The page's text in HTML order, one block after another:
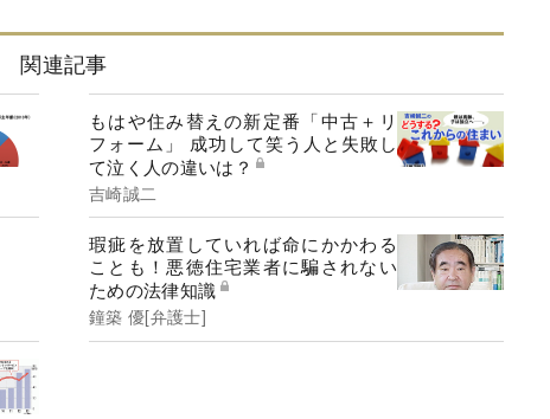
関連記事
もはや住み替えの新定番「中古＋リ
フォーム」 成功して笑う人と失敗し
て泣く人の違いは？
吉崎誠二
瑕疵を放置していれば命にかかわる
ことも！悪徳住宅業者に騙されない
ための法律知識
鐘築 優[弁護士]